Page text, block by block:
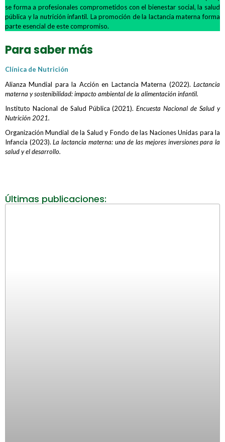
se forma a profesionales comprometidos con el bienestar social, la salud
pública y la nutrición infantil. La promoción de la lactancia materna forma
parte esencial de este compromiso.
Para saber más
Clínica de Nutrición
Alianza Mundial para la Acción en Lactancia Materna (2022). Lactancia
materna y sostenibilidad: impacto ambiental de la alimentación infantil.
Instituto Nacional de Salud Pública (2021).Encuesta Nacional de Salud y
Nutrición 2021.
Organización Mundial de la Salud y Fondo de las Naciones Unidas para la
Infancia (2023).La lactancia materna: una de las mejores inversiones para la
salud y el desarrollo.
Últimas publicaciones: